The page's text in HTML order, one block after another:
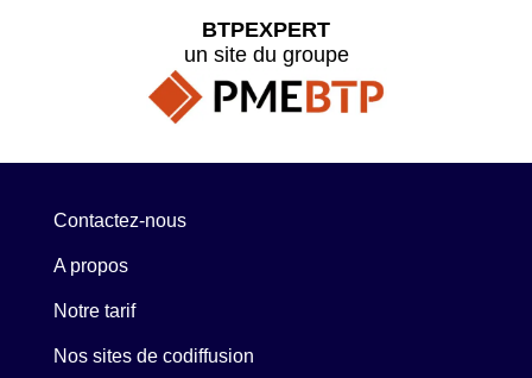
BTPEXPERT
un site du groupe
Contactez-nous
A propos
Notre tarif
Nos sites de codiffusion